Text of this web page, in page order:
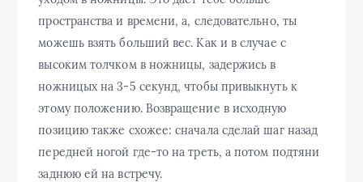
пространства и времени, а, следовательно, ты
можешь взять больший вес. Как и в случае с
высоким толчком в ножницы, задержись в
ножницых на 3-5 секунд, чтобы привыкнуть к
этому положению. Возвращение в исходную
позицию также схожее: сначала сделай шаг назад
передней ногой где-то на треть, а потом подтяни
заднюю ей на встречу.